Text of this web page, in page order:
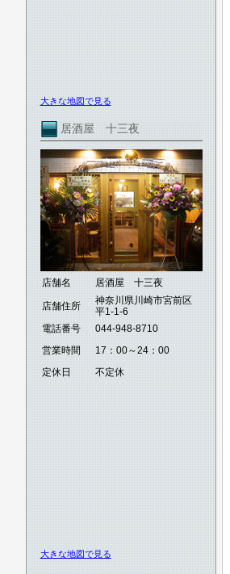
大きな地図で見る
居酒屋 十三夜
店舗名 居酒屋 十三夜
店舗住所
神奈川県川崎市宮前区
平1-1-6
電話番号
044-948-8710
営業時間
17：00～24：00
定休日
不定休
大きな地図で見る